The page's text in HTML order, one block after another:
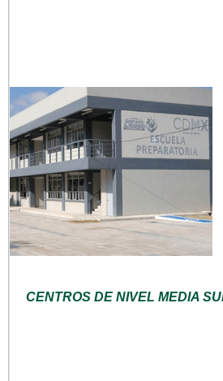
CENTROS DE NIVEL MEDIA